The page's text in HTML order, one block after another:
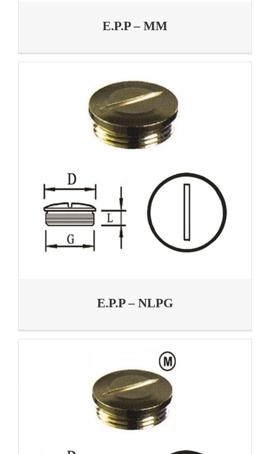
E.P.P – MM
E.P.P – NLPG